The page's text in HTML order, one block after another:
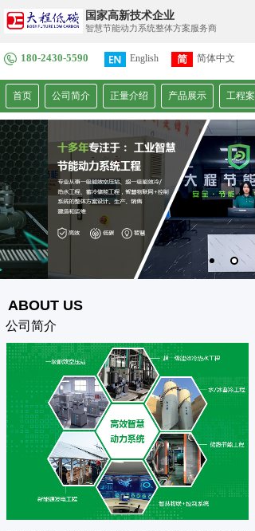
智慧节能动力系统整体方案服务商
国家高新技术企业
English 简体中文
繁體中文
180-2430-5590
首页 公司简介 正量介绍 产品展示 工程案
ABOUT US
公司简介